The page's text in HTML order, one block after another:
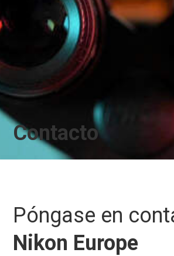
Contacto
Póngase en
Nikon Europe